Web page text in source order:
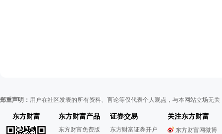
郑重声明： 用户在社区发表的所有资料、言论等仅代表个人观点，与本网站立场无
东方财富 东方财富产品
东方财富免费版
证券交易
东方财富证券开户
关注东方财富
东方财富网微博